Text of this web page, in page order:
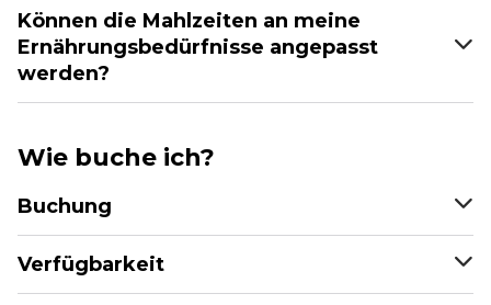
Können die Mahlzeiten an meine
Ernährungsbedürfnisse angepasst
werden?
Wie buche ich?
Buchung
Verfügbarkeit